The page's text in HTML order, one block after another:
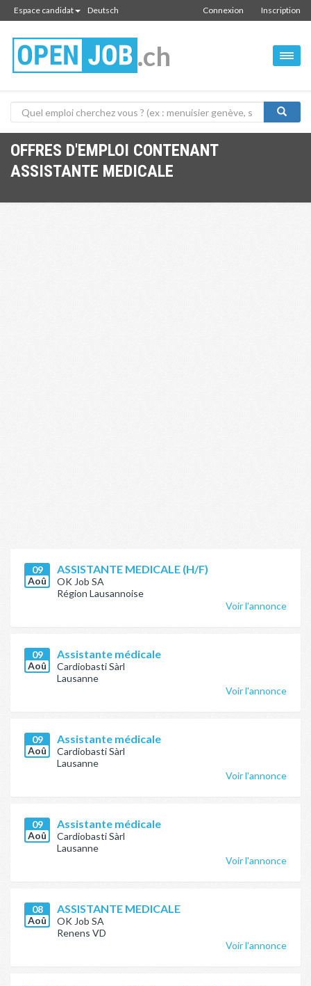
Espace candidat Deutsch Inscription
Connexion
.ch
OFFRES D'EMPLOI CONTENANT
ASSISTANTE MEDICALE
09
Aoû
ASSISTANTE MEDICALE (H/F)
OK Job SA
Région Lausannoise
Voir l'annonce
09
Aoû
Assistante médicale
Cardiobasti Sàrl
Lausanne
Voir l'annonce
09
Aoû
Assistante médicale
Cardiobasti Sàrl
Lausanne
Voir l'annonce
09
Aoû
Assistante médicale
Cardiobasti Sàrl
Lausanne
Voir l'annonce
08
Aoû
ASSISTANTE MEDICALE
OK Job SA
Renens VD
Voir l'annonce